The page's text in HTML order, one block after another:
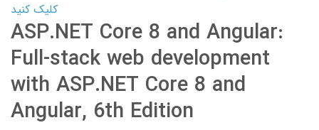
کلیک کنید
ASP.NET Core 8 and Angular:
Full-stack web development
with ASP.NET Core 8 and
Angular, 6th Edition